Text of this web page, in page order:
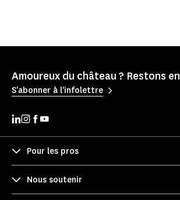
Amoureux du château ? Restons
S'abonner à l'infolettre
Pour les pros
Nous soutenir